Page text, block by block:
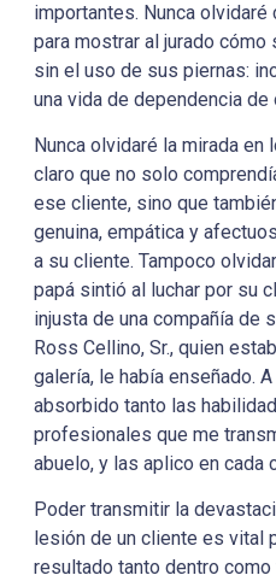
importantes. Nunca
para mostrar al jurado
sin el uso de sus piernas:
una vida de dependencia de
Nunca olvidaré la mirada
claro que no solo
ese cliente, sino que
genuina, empática y
a su cliente. Tampoco
papá sintió al luchar por su
injusta de una compañía de
Ross Cellino, Sr., quien
galería, le había enseñado.
absorbido tanto las
profesionales que me
abuelo, y las aplico en cada
Poder transmitir la
lesión de un cliente es vital
resultado tanto dentro